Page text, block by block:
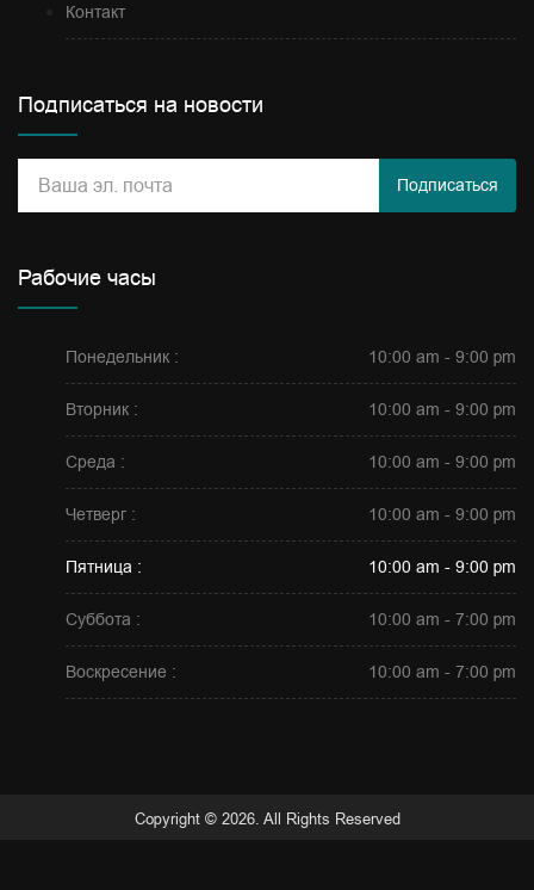
Контакт
Подписаться на новости
Подписаться
Рабочие часы
Понедельник : 10:00 am - 9:00 pm
Вторник : 10:00 am - 9:00 pm
Среда : 10:00 am - 9:00 pm
Четверг : 10:00 am - 9:00 pm
Пятница : 10:00 am - 9:00 pm
Суббота : 10:00 am - 7:00 pm
Воскресение : 10:00 am - 7:00 pm
Copyright © 2026. All Rights Reserved